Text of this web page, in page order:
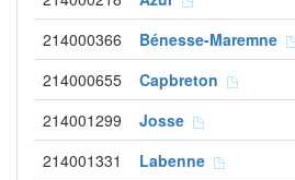
214000366 Bénesse-Maremne
214000655 Capbreton
214001299 Josse
214001331 Labenne